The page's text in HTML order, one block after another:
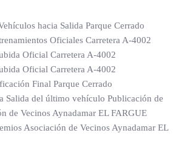
hacia Salida Parque Cerrado
Oficiales Carretera A-4002
Oficial Carretera A-4002
Oficial Carretera A-4002
Final Parque Cerrado
Salida del último vehículo Publicación de
de Vecinos Aynadamar EL FARGUE
Asociación de Vecinos Aynadamar EL